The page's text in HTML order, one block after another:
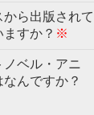
ら出版されて
すか？ ※
ベル・アニ
んですか？